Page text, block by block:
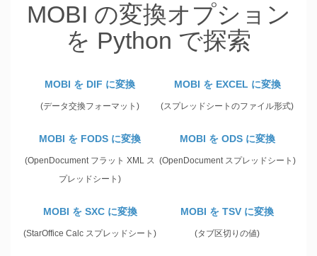
MOBI の変換オプション
を Python で探索
MOBI を DIF に変換
(データ交換フォーマット)
MOBI を EXCEL に変換
(スプレッドシートのファイル形式)
MOBI を FODS に変換
(OpenDocument フラット XML ス
プレッドシート)
MOBI を ODS に変換
(OpenDocument スプレッドシート)
MOBI を SXC に変換
(StarOffice Calc スプレッドシート)
MOBI を TSV に変換
(タブ区切りの値)